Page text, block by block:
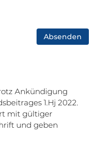
Absenden
Ankündigung
1.Hj 2022.
mit gültiger
und geben